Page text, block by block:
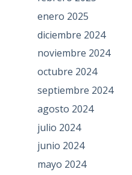
enero 2025
diciembre 2024
noviembre 2024
octubre 2024
septiembre 2024
agosto 2024
julio 2024
junio 2024
mayo 2024